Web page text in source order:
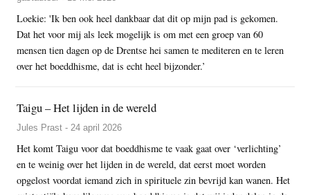
Loekie: 'Ik ben ook heel dankbaar dat dit op mijn pad is gekomen.
Dat het voor mij als leek mogelijk is om met een groep van 60
mensen tien dagen op de Drentse hei samen te mediteren en te leren
over het boeddhisme, dat is echt heel bijzonder.’
Taigu – Het lijden in de wereld
Jules Prast - 24 april 2026
Het komt Taigu voor dat boeddhisme te vaak gaat over ‘verlichting’
en te weinig over het lijden in de wereld, dat eerst moet worden
opgelost voordat iemand zich in spirituele zin bevrijd kan wanen. Het